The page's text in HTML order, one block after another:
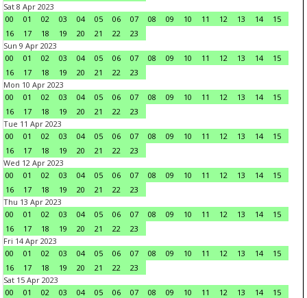
Sat 8 Apr 2023
00
01 02 03 04 05 06 07 08 09 10 11 12 13 14
15
16
17 18 19 20 21 22
23
Sun 9 Apr 2023
00
01 02 03 04 05 06 07 08 09 10 11 12 13 14
15
16
17 18 19 20 21 22
23
Mon 10 Apr 2023
00
01 02 03 04 05 06 07 08 09 10 11 12 13 14
15
16
17 18 19 20 21 22
23
Tue 11 Apr 2023
00
01 02 03 04 05 06 07 08 09 10 11 12 13 14
15
16
17 18 19 20 21 22
23
Wed 12 Apr 2023
00
01 02 03 04 05 06 07 08 09 10 11 12 13 14
15
16
17 18 19 20 21 22
23
Thu 13 Apr 2023
00
01 02 03 04 05 06 07 08 09 10 11 12 13 14
15
16
17 18 19 20 21 22
23
Fri 14 Apr 2023
00
01 02 03 04 05 06 07 08 09 10 11 12 13 14
15
16
17 18 19 20 21 22
23
Sat 15 Apr 2023
00
01 02 03 04 05 06 07 08 09 10 11 12 13 14
15